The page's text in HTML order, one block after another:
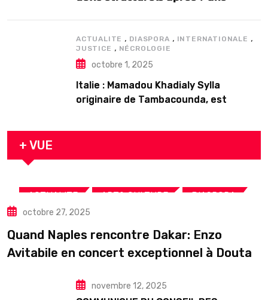
ACTUALITE , DIASPORA , INTERNATIONALE ,
JUSTICE , NÉCROLOGIE
octobre 1, 2025
Italie : Mamadou Khadialy Sylla
originaire de Tambacounda, est
arrestation
+ VUE
ACTUALITE ART& CULTURE DIASPORA
TOURISME
octobre 27, 2025
Quand Naples rencontre Dakar: Enzo
Avitabile en concert exceptionnel à Douta
novembre 12, 2025